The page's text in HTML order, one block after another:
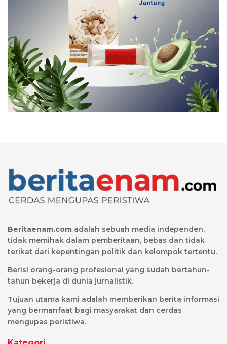
Beritaenam.com adalah sebuah media independen,
tidak memihak dalam pemberitaan, bebas dan tidak
terikat dari kepentingan politik dan kelompok tertentu.
Berisi orang-orang profesional yang sudah bertahun-
tahun bekerja di dunia jurnalistik.
Tujuan utama kami adalah memberikan berita informasi
yang bermanfaat bagi masyarakat dan cerdas
mengupas peristiwa.